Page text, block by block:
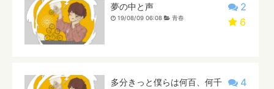
2
6
夢の中と声
19/08/09 06:08 青春
4
多分きっと僕らは何百、何千